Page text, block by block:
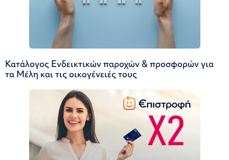
Κατάλογος Ενδεικτικών παροχών & προσφορών για
τα Μέλη και τις οικογένειές τους